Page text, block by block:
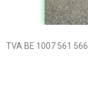
TVA BE 1007 561 566